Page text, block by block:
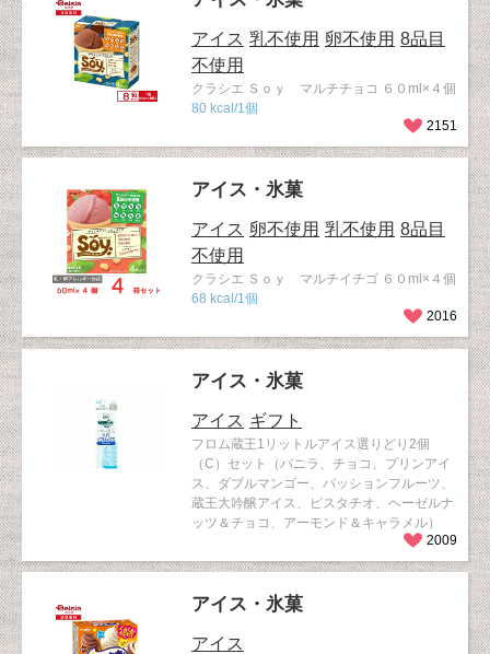
アイス 乳不使用 卵不使用 8品目
不使用
クラシエ Ｓｏｙ マルチチョコ ６０ml×４個
80 kcal/1個
2151
アイス・氷菓
アイス 卵不使用 乳不使用 8品目
不使用
クラシエ Ｓｏｙ マルチイチゴ ６０ml×４個
68 kcal/1個
2016
アイス・氷菓
アイス ギフト
フロム蔵王1リットルアイス選りどり2個
（C）セット（バニラ、チョコ、プリンアイ
ス、ダブルマンゴー、パッションフルーツ、
蔵王大吟醸アイス、ピスタチオ、ヘーゼルナ
ッツ＆チョコ、アーモンド＆キャラメル）
2009
アイス・氷菓
アイス